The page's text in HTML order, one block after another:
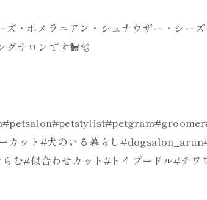
・ポメラニアン・シュナウザー・シー
グサロンです🐩🫧
カット#犬のいる暮らし
む#似合わせカット#トイプードル#チワ